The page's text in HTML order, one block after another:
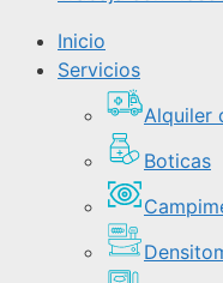
Inicio
Servicios
Alquiler
Boticas